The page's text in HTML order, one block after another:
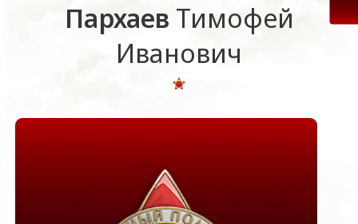
Пархаев Тимофей
Иванович